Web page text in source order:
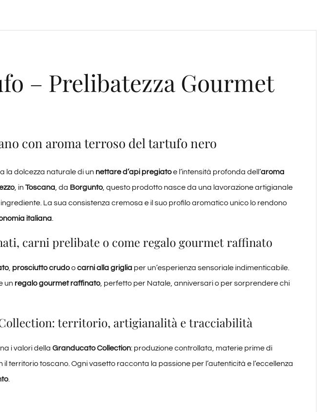
– Prelibatezza Gourmet
con aroma terroso del tartufo nero
la dolcezza naturale di un nettare d’api pregiatoe l’intensità profonda dell’aroma
, in Toscana , da Borgunto, questo prodotto nasce da una lavorazione artigianale
La sua consistenza cremosa e il suo profilo aromatico unico lo rendono
italiana
carni prelibate o come regalo gourmet raffinato
, prosciutto crudoocarni alla griglia per un’esperienza sensoriale indimenticabile.
un regalo gourmet raffinato, perfetto per Natale, anniversari o per sorprendere chi
territorio, artigianalità e tracciabilità
i valori della Granducato Collection: produzione controllata, materie prime di
territorio toscano. Ogni vasetto racconta la passione per l’autenticità e l’eccellenza
.